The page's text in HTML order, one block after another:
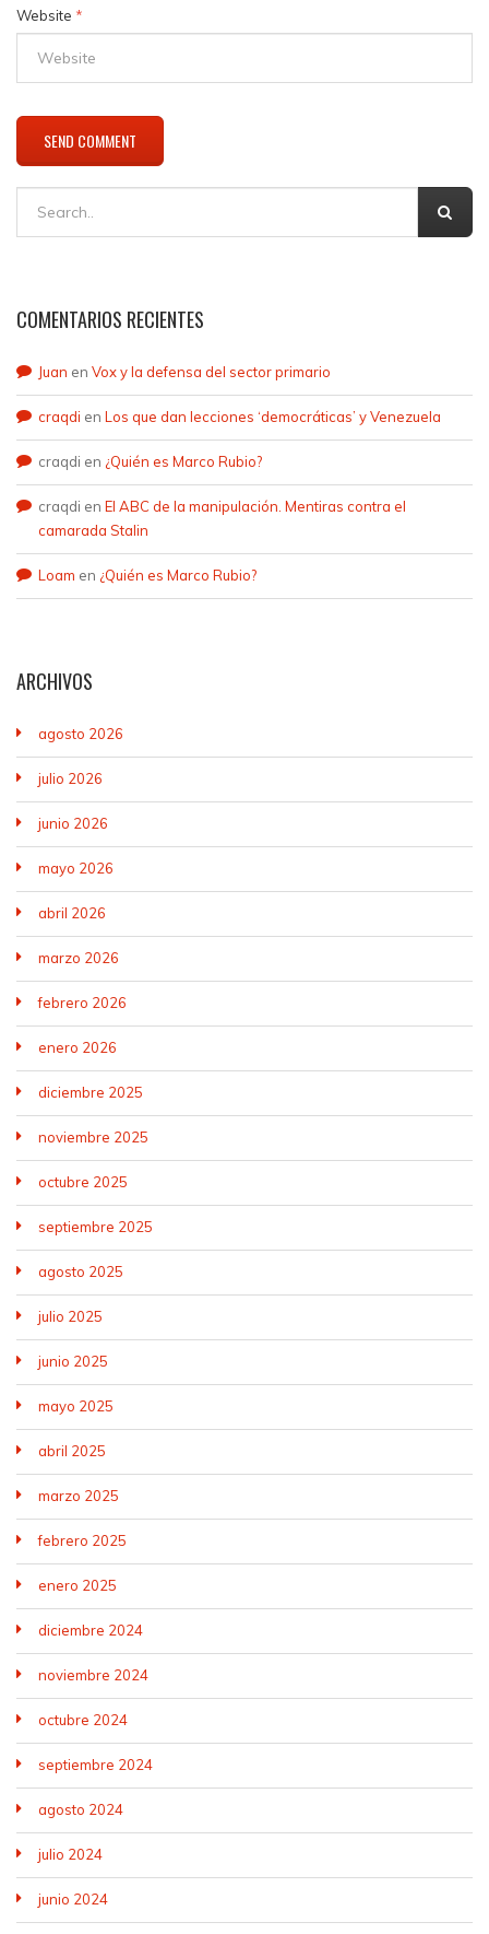
Website *
COMENTARIOS RECIENTES
Juan en Vox y la defensa del sector primario
craqdi en Los que dan lecciones ‘democráticas’ y Venezuela
craqdi en ¿Quién es Marco Rubio?
craqdi en El ABC de la manipulación. Mentiras contra el
camarada Stalin
Loam en ¿Quién es Marco Rubio?
ARCHIVOS
agosto 2026
julio 2026
junio 2026
mayo 2026
abril 2026
marzo 2026
febrero 2026
enero 2026
diciembre 2025
noviembre 2025
octubre 2025
septiembre 2025
agosto 2025
julio 2025
junio 2025
mayo 2025
abril 2025
marzo 2025
febrero 2025
enero 2025
diciembre 2024
noviembre 2024
octubre 2024
septiembre 2024
agosto 2024
julio 2024
junio 2024